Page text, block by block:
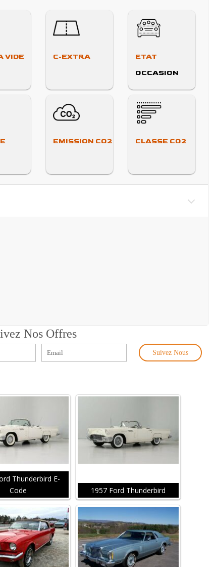
VIDE C-EXTRA
EMISSION CO2
ETAT
OCCASION
CLASSE CO2
Nos Offres
Suivez Nous
Thunderbird E-
Code
1957 Ford Thunderbird